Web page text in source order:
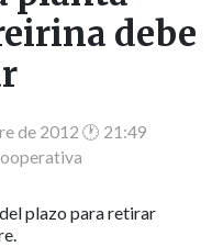
debe
de 2012 🕐 21:49
plazo para retirar